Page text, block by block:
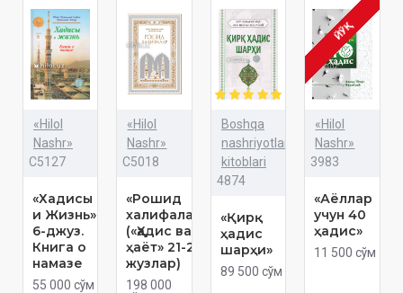
«Hilol
Nashr»
C5127
«Хадисы
и Жизнь»
6-джуз.
Книга о
намазе
55 000 сўм
«Hilol
Nashr»
C5018
«Рошид
халифалар»
(«Ҳадис ва
ҳаёт» 21-22-
жузлар)
198 000
Boshqa
nashriyotlar
kitoblari
4874
«Қирқ
ҳадис
шарҳи»
89 500 сўм
ЙЎҚ
«Hilol
Nashr»
3983
«Аёллар
учун 40
ҳадис»
11 500 сўм